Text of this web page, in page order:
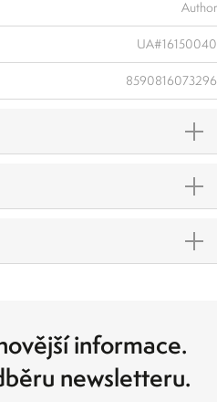
Author
UA#16150040
8590816073296
informace.
newsletteru.